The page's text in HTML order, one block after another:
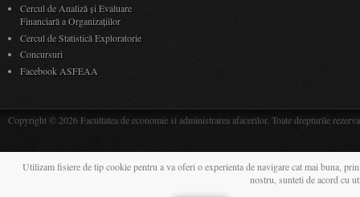
Cercul de Analiză și Evaluare
Financiară a Organizațiilor
Cercul de Statistică Exploratorie
Concursuri
Facebook ASFEAA
Copyright © 2026 Facultatea de economie si administrarea afacerilor. Toate drepturile
Utilizam fisiere de tip cookie pentru a va oferi o experienta de navigare cat mai buna,
nostru, sunteti de acord cu